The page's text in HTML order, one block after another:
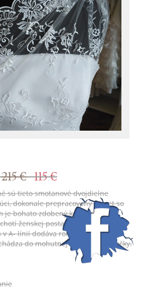
215 € 115 €
sú tieto smotanové dvojdielne
dokonale prepracovaný korzet so
bohato zdobený kamienkami a
ženskej postave a zoštíhľuje pás.
A- línií dodáva romantický vzhľad.
do mohutnej nazberanej vlečky.